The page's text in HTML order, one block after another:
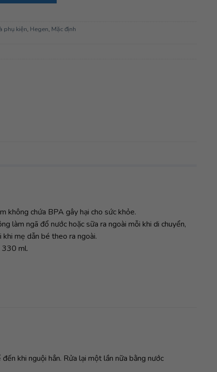
phụ kiện, Hegen, Mặc định
không chứa BPA gây hại cho sức khỏe.
làm ngã đổ nước hoặc sữa ra ngoài mỗi khi di chuyển,
mẹ dẫn bé theo ra ngoài.
330 ml.
khi nguội hẳn. Rửa lại một lần nữa bằng nước